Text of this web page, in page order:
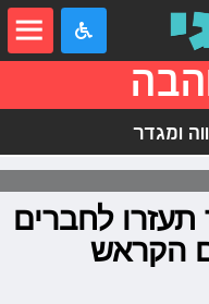
ומגדר
לחברים
הקראש